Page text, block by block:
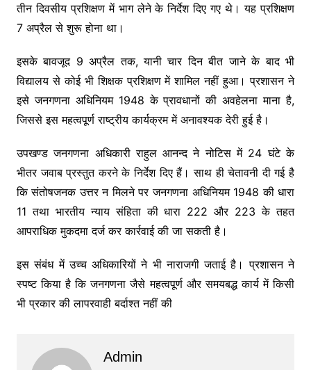
तीन दिवसीय प्रशिक्षण में भाग लेने के निर्देश दिए गए थे। यह प्रशिक्षण
7 अप्रैल से शुरू होना था।
इसके बावजूद 9 अप्रैल तक, यानी चार दिन बीत जाने के बाद भी
विद्यालय से कोई भी शिक्षक प्रशिक्षण में शामिल नहीं हुआ। प्रशासन ने
इसे जनगणना अधिनियम 1948 के प्रावधानों की अवहेलना माना है,
जिससे इस महत्वपूर्ण राष्ट्रीय कार्यक्रम में अनावश्यक देरी हुई है।
उपखण्ड जनगणना अधिकारी राहुल आनन्द ने नोटिस में 24 घंटे के
भीतर जवाब प्रस्तुत करने के निर्देश दिए हैं। साथ ही चेतावनी दी गई है
कि संतोषजनक उत्तर न मिलने पर जनगणना अधिनियम 1948 की धारा
11 तथा भारतीय न्याय संहिता की धारा 222 और 223 के तहत
आपराधिक मुकदमा दर्ज कर कार्रवाई की जा सकती है।
इस संबंध में उच्च अधिकारियों ने भी नाराजगी जताई है। प्रशासन ने
स्पष्ट किया है कि जनगणना जैसे महत्वपूर्ण और समयबद्ध कार्य में किसी
भी प्रकार की लापरवाही बर्दाश्त नहीं की
Admin